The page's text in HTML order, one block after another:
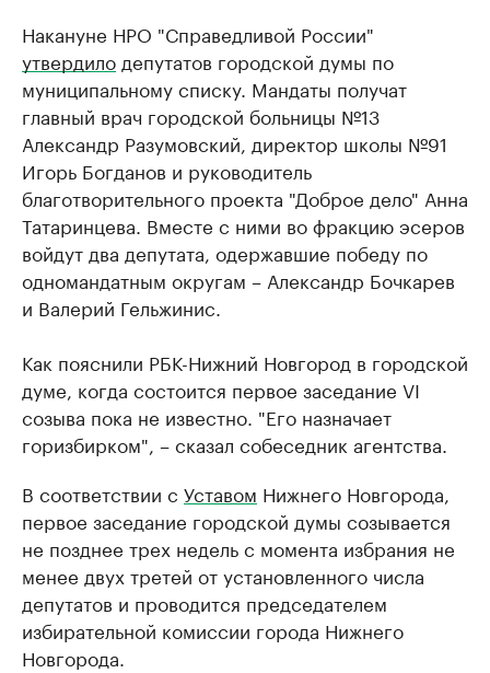
Накануне НРО "Справедливой России"
утвердило депутатов городской думы по
муниципальному списку. Мандаты получат
главный врач городской больницы №13
Александр Разумовский, директор школы №91
Игорь Богданов и руководитель
благотворительного проекта "Доброе дело" Анна
Татаринцева. Вместе с ними во фракцию эсеров
войдут два депутата, одержавшие победу по
одномандатным округам – Александр Бочкарев
и Валерий Гельжинис.
Как пояснили РБК-Нижний Новгород в городской
думе, когда состоится первое заседание VI
созыва пока не известно. "Его назначает
горизбирком", – сказал собеседник агентства.
В соответствии с Уставом Нижнего Новгорода,
первое заседание городской думы созывается
не позднее трех недель с момента избрания не
менее двух третей от установленного числа
депутатов и проводится председателем
избирательной комиссии города Нижнего
Новгорода.